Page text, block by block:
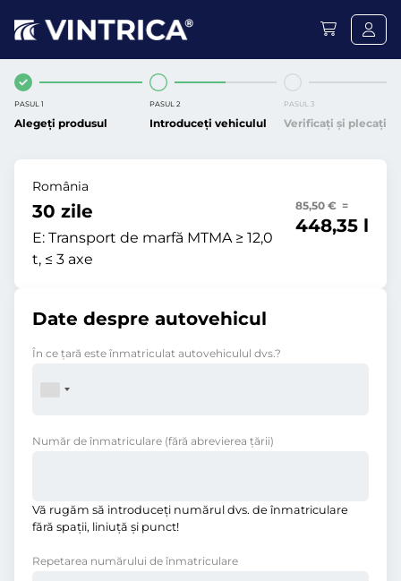
PASUL 1
Alegeți produsul
PASUL 2
Introduceți vehiculul
PASUL 3
Verificați și plecați
România
30 zile
E: Transport de marfă MTMA ≥ 12,0
t, ≤ 3 axe
85,50 € =
448,35 l
Date despre autovehicul
În ce ţară este înmatriculat autovehiculul dvs.?
Număr de înmatriculare (fără abrevierea ţării)
Vă rugăm să introduceţi numărul dvs. de înmatriculare
fără spații, liniuţă și punct!
Repetarea numărului de înmatriculare